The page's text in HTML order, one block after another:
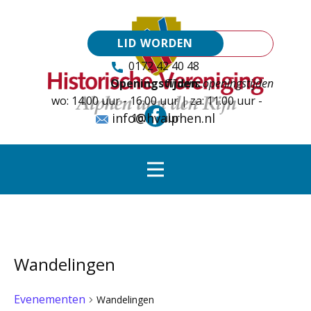
LID WORDEN
0172 42 40 48
Tijdens openingstijden
Openingstijden:
wo: 14.00 uur - 16.00 uur | za: 11.00 uur -
16.00 uur
info@hvalphen.nl
Wandelingen
Evenementen Wandelingen